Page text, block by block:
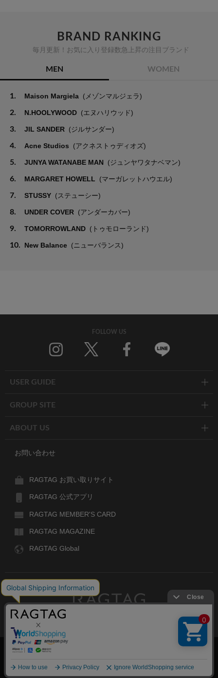
BRAND RANKING
毎月更新！お気に入り登録数急上昇の注目ブランド
MEN WOMEN
1. Maison Margiela (メゾンマルジェラ)
2. N.HOOLYWOOD (エヌハリウッド)
3. JIL SANDER (ジルサンダー)
4. Acne Studios (アクネストゥディオズ)
5. JUNYA WATANABE MAN (ジュンヤワタナベマン)
6. MARGARET HOWELL (マーガレットハウエル)
7. STUSSY (ステューシー)
8. UNDER COVER (アンダーカバー)
9. TOMORROWLAND (トゥモローランド)
10. New Balance (ニューバランス)
FOLLOW US
USER GUIDE
GROUP SITE
ABOUT US
お問い合わせ
RAGTAG お買い取りサイト
RAGTAG 公式アプリ
RAGTAG MEMBER'S CARD
RAGTAG MAGAZINE
RAGTAG Global
デザイナーズブランドのユーズド・セレクトショップ
COPYRIGHT© TIN PAN ALLEY CO., LTD. ALL RIGHTS RESERVED.